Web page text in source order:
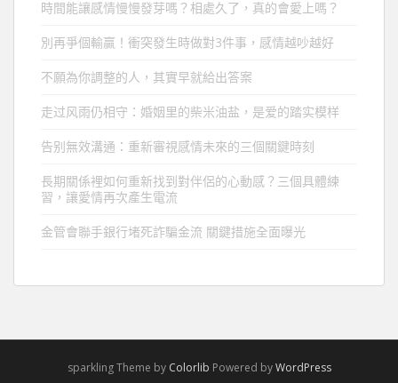
時間能讓感情慢慢發芽嗎？相處久了，真的會愛上嗎？
別再爭個輸贏！衝突發生時做對3件事，感情越吵越好
不願為你調整的人，其實早就給出答案
走过风雨仍相守：婚姻里的柴米油盐，是爱的踏实模样
告别無效溝通：重新審視感情未來的三個關鍵時刻
長期關係裡如何重新找到對伴侶的心動感？三個具體練
習，讓愛情再次產生電流
金管會聯手銀行堵死詐騙金流 關鍵措施全面曝光
sparkling Theme by Colorlib Powered byWordPress